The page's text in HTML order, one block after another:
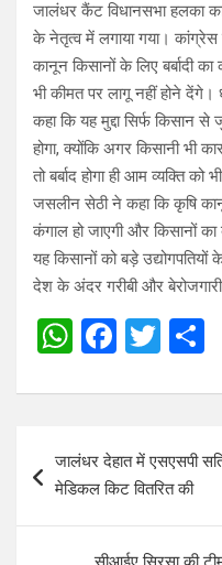
जालंधर कैंट विधानसभा हलका
के नेतृत्व में लगाया गया।
कानून किसानों के लिए बर्बादी
भी कीमत पर लागू नहीं होने
कहा कि यह मुद्दा सिर्फ किसान से
होगा, क्योंकि अगर किसानी भी
तो बर्बाद होगा ही आम व्यक्ति को
जसलीन सेठी ने कहा कि कृषि
कंगाल हो जाएगी और किसानों
यह किसानों को बड़े
देश के अंदर गरीबी और
W
at
s
A
F
ce
o
k
T
tt
e
navigation
जालंधर देहात में एसएसपी
मेडिकल किट वितरित की